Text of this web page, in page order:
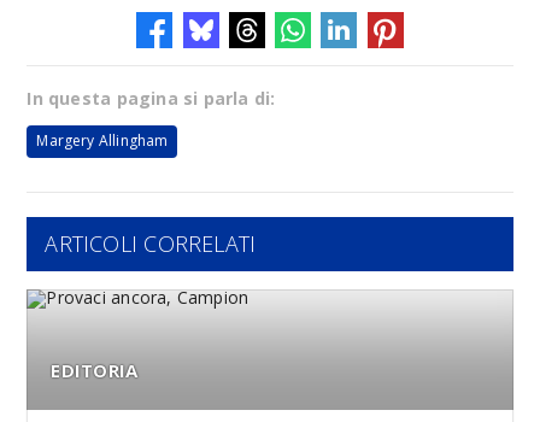
In questa pagina si parla di:
Margery Allingham
ARTICOLI CORRELATI
EDITORIA